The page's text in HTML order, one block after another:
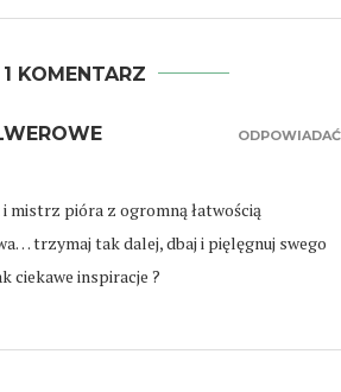
1 KOMENTARZ
mistrz pióra z ogromną łatwością
trzymaj tak dalej, dbaj i pięlęgnuj swego
ciekawe inspiracje ?
ODPOWIADAĆ